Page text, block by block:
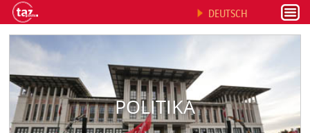
DEUTSCH
POLITIKA